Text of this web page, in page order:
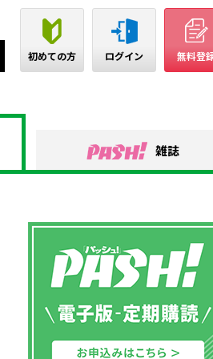
初めての方 ログイン 無料登
雑誌